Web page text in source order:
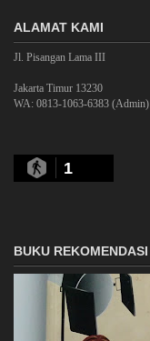
ALAMAT KAMI
Jl. Pisangan Lama III
Jakarta Timur 13230
WA: 0813-1063-6383 (Admin)
1
BUKU REKOMENDASI